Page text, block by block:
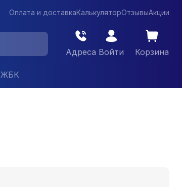
Оплата и доставкаКалькуляторОтзывыАкции
Адреса Войти Корзина
ЖБК